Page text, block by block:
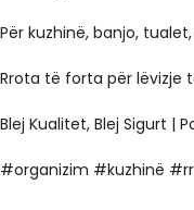
Për kuzhinë, banjo,
Rrota të forta për lëvizje
Blej Kualitet, Blej Sigurt |
#organizim #kuzhinë